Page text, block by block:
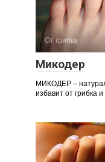
От грибка
Микодер
МИКОДЕР –
избавит от грибка